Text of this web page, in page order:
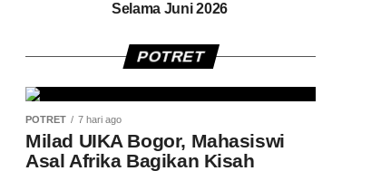
Selama Juni 2026
POTRET
POTRET 7 hari ago
Milad UIKA Bogor, Mahasiswi
Asal Afrika Bagikan Kisah